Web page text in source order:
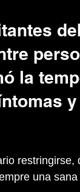
la
restringirse,
una